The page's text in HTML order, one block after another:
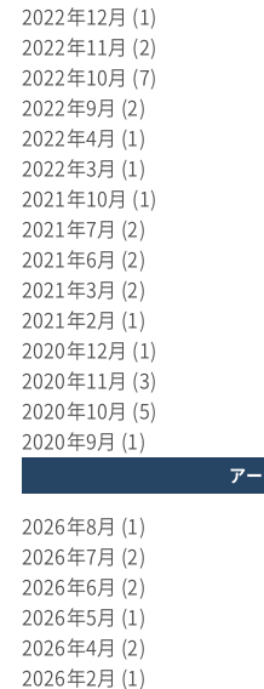
2022年12月 (1)
2022年11月 (2)
2022年10月 (7)
2022年9月 (2)
2022年4月 (1)
2022年3月 (1)
2021年10月 (1)
2021年7月 (2)
2021年6月 (2)
2021年3月 (2)
2021年2月 (1)
2020年12月 (1)
2020年11月 (3)
2020年10月 (5)
2020年9月 (1)
ア
2026年8月 (1)
2026年7月 (2)
2026年6月 (2)
2026年5月 (1)
2026年4月 (2)
2026年2月 (1)